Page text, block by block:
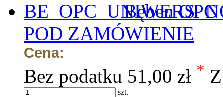
Bęben
POD ZAMÓWIENIE
Cena:
Bez podatku 51,00 zł *
szt.